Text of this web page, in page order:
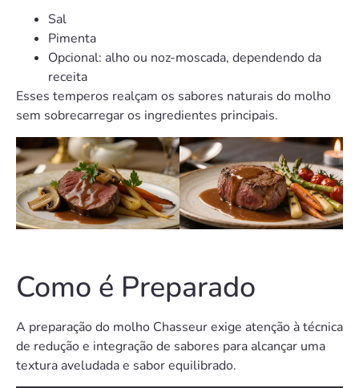
Sal
Pimenta
Opcional: alho ou noz-moscada, dependendo da
receita
Esses temperos realçam os sabores naturais do molho
sem sobrecarregar os ingredientes principais.
Como é Preparado
A preparação do molho Chasseur exige atenção à técnica
de redução e integração de sabores para alcançar uma
textura aveludada e sabor equilibrado.